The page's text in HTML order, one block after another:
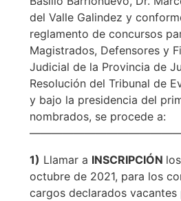
del Valle Galindez y
reglamento de concursos
Magistrados, Defensores y
Judicial de la Provincia de
Resolución del Tribunal de
y bajo la presidencia del
nombrados, se procede a:
1) Llamar a INSCRIPCIÓN
octubre de 2021, para los
cargos declarados vacantes